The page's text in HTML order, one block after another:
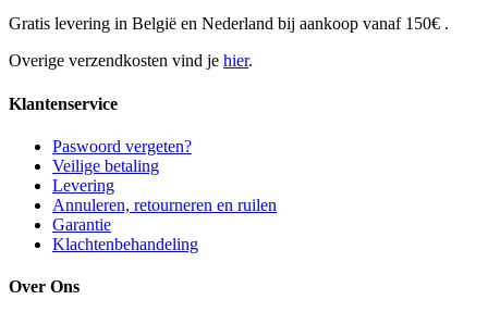
Gratis levering in België en Nederland bij aankoop vanaf 150€ .
Overige verzendkosten vind je hier.
Klantenservice
Paswoord vergeten?
Veilige betaling
Levering
Annuleren, retourneren en ruilen
Garantie
Klachtenbehandeling
Over Ons